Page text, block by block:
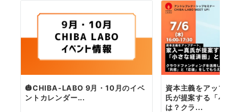
🎃CHIBA-LABO 9月・10月のイベ
ントカレンダー...
資本主義をアッ
氏が提案する「
は？クラ...